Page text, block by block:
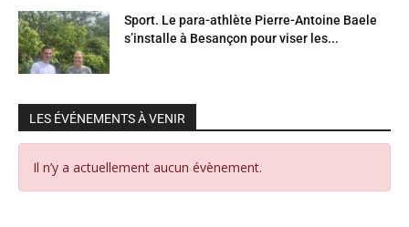
Sport. Le para-athlète Pierre-Antoine Baele
s’installe à Besançon pour viser les...
LES ÉVÉNEMENTS À VENIR
Il n’y a actuellement aucun évènement.